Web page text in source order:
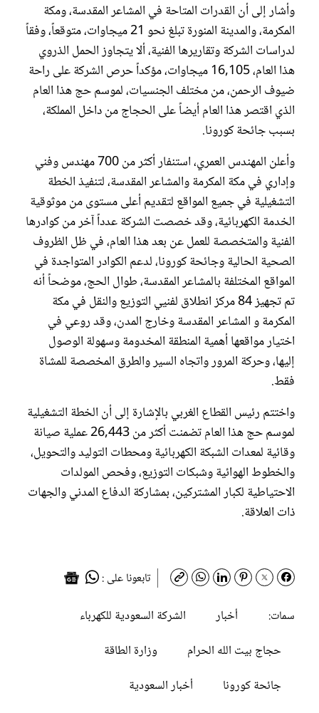
وأشار إلى أن القدرات المتاحة في المشاعر المقدسة، ومكة
المكرمة، والمدينة المنورة تبلغ نحو 21 ميجاوات، متوقعاً، وفقاً
لدراسات الشركة وتقاريرها الفنية، ألا يتجاوز الحمل الذروي
هذا العام، 16,105 ميجاوات، مؤكداً حرص الشركة على راحة
ضيوف الرحمن، من مختلف الجنسيات، لموسم حج هذا العام
الذي اقتصر هذا العام أيضاً على الحجاج من داخل المملكة،
بسبب جائحة كورونا.
وأعلن المهندس العمري، استنفار أكثر من 700 مهندس وفني
وإداري في مكة المكرمة والمشاعر المقدسة، لتنفيذ الخطة
التشغيلية في جميع المواقع لتقديم أعلى مستوى من موثوقية
الخدمة الكهربائية، وقد خصصت الشركة عدداً آخر من كوادرها
الفنية والمتخصصة للعمل عن بعد هذا العام، في ظل الظروف
الصحية الحالية وجائحة كورونا، لدعم الكوادر المتواجدة في
المواقع المختلفة بالمشاعر المقدسة، طوال الحج، موضحاً أنه
تم تجهيز 84 مركز انطلاق لفنيي التوزيع والنقل في مكة
المكرمة و المشاعر المقدسة وخارج المدن، وقد روعي في
اختيار مواقعها أهمية المنطقة المخدومة وسهولة الوصول
إليها، وحركة المرور واتجاه السير والطرق المخصصة للمشاة
فقط.
واختتم رئيس القطاع الغربي بالإشارة إلى أن الخطة التشغيلية
لموسم حج هذا العام تضمنت أكثر من 26,443 عملية صيانة
وقائية لمعدات الشبكة الكهربائية ومحطات التوليد والتحويل،
والخطوط الهوائية وشبكات التوزيع، وفحص المولدات
الاحتياطية لكبار المشتركين، بمشاركة الدفاع المدني والجهات
ذات العلاقة.
تابعونا على :
سمات:
أخبار
الشركة السعودية للكهرباء
حجاج بيت الله الحرام
وزارة الطاقة
جائحة كورونا
أخبار السعودية